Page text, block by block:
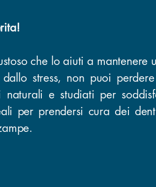
che lo aiuti a mantenere
stress, non puoi
e studiati per
per prendersi cura dei